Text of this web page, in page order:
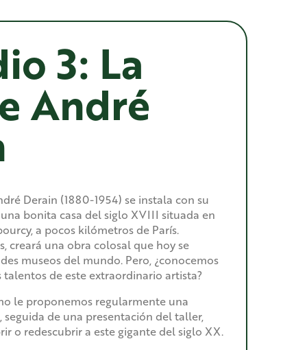
3: La
André
Derain (1880-1954) se instala con su
bonita casa del siglo XVIII situada en
a pocos kilómetros de París.
creará una obra colosal que hoy se
museos del mundo. Pero, ¿conocemos
de este extraordinario artista?
le proponemos regularmente una
de una presentación del taller,
o redescubrir a este gigante del siglo XX.